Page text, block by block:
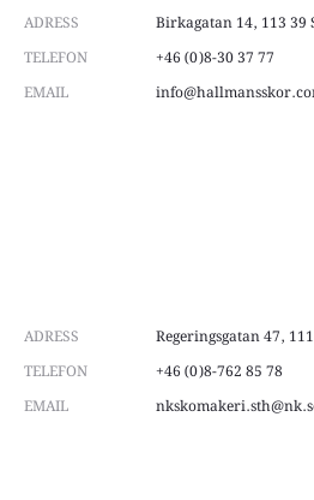
ADRESS
Birkagatan 14, 113 39
TELEFON
+46 (0)8-30 37 77
EMAIL
ADRESS
Regeringsgatan 47,
TELEFON
+46 (0)8-762 85 78
EMAIL